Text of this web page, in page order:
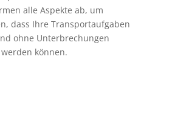
alle Aspekte ab, um
dass Ihre Transportaufgaben
ohne Unterbrechungen
können.